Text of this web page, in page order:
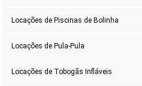
Locações de Piscinas de Bolinha
Locações de Pula-Pula
Locações de Tobogãs Infláveis